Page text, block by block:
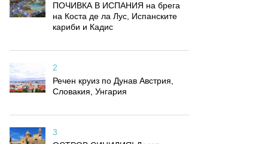
ПОЧИВКА В ИСПАНИЯ на брега
на Коста де ла Лус, Испанските
кариби и Кадис
2
Речен круиз по Дунав Австрия,
Словакия, Унгария
3